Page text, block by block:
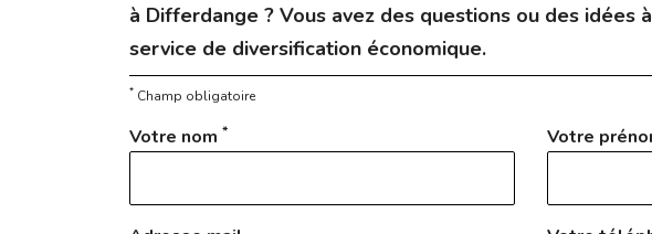
à Differdange ? Vous avez des questions ou des idées
service de diversification économique.
*Champ obligatoire
Votre nom * Votre